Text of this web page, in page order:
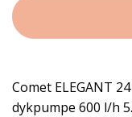
Comet ELEGANT
dykpumpe 600 l/h